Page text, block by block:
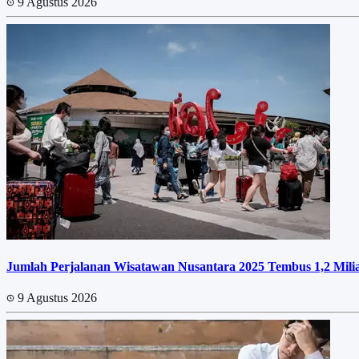
Jumlah Perjalanan Wisatawan Nusantara 2025 Tembus 1,2
9 Agustus 2026